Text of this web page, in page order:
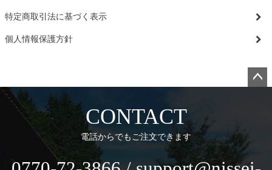
特定商取引法に基づく表示
個人情報保護方針
へ
CONTACT
電話からでもご注文できます